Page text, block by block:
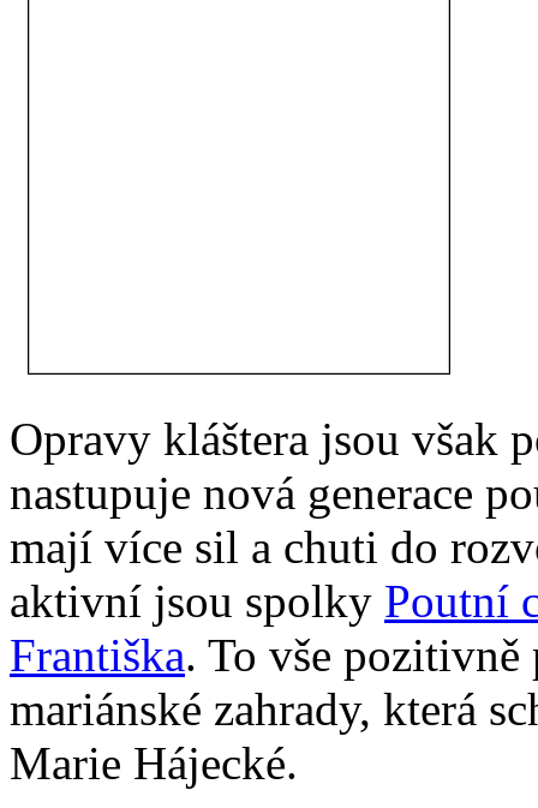
Opravy kláštera jsou však
nastupuje nová generace
mají více sil a chuti do
aktivní jsou spolky Poutní
Františka. To vše pozitivně
mariánské zahrady, která
Marie Hájecké.